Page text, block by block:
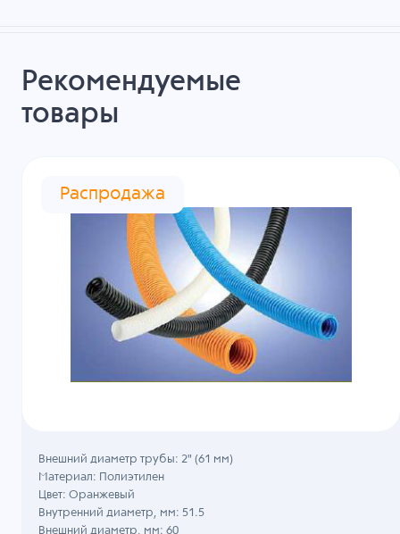
Рекомендуемые
товары
Распродажа
Внешний диаметр трубы: 2" (61 мм)
Материал: Полиэтилен
Цвет: Оранжевый
Внутренний диаметр, мм: 51.5
Внешний диаметр, мм: 60